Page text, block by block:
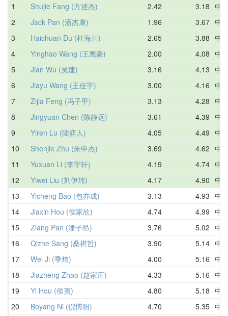
1
Shujie Fang (方述杰) 2.42 3.18 中
2
Jack Pan (潘杰康) 1.96 3.67 中
3
Haichuan Du (杜海川) 2.65 3.88 中
4
Yinghao Wang (王鹰豪) 2.00 4.08 中
5
Jian Wu (吴建) 3.16 4.13 中
6
Jiayu Wang (王佳宇) 3.00 4.16 中
7
Zijia Feng (冯子甲) 3.13 4.28 中
8
Jingyuan Chen (陈静远) 3.61 4.39 中
9
Yiren Lu (陆弈人) 4.05 4.49 中
10
Shenjie Zhu (朱申杰) 3.69 4.62 中
11
Yuxuan Li (李宇轩) 4.19 4.74 中
12
Yiwei Liu (刘伊玮) 4.17 4.90 中
13
Yicheng Bao (包亦成) 3.13 4.93 中
14
Jiaxin Hou (侯家欣) 4.74 4.99 中
15
Ziang Pan (潘子昂) 3.76 5.02 中
16
Qizhe Sang (桑祺哲) 3.90 5.14 中
17
Wei Ji (季炜) 4.00 5.16 中
18
Jiazheng Zhao (赵家正) 4.33 5.16 中
19
Yi Hou (侯夷) 4.80 5.18 中
20
Boyang Ni (倪博阳) 4.70 5.35 中